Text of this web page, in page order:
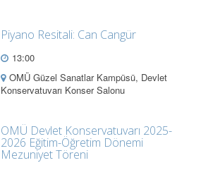
Piyano Resitali: Can Cangür
13:00
OMÜ Güzel Sanatlar Kampüsü, Devlet
Konservatuvarı Konser Salonu
OMÜ Devlet Konservatuvarı 2025-
2026 Eğitim-Öğretim Dönemi
Mezuniyet Töreni